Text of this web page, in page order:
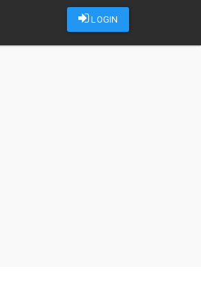
LOGIN